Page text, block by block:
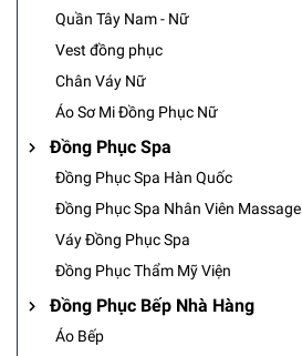
Quần Tây Nam - Nữ
Vest đồng phục
Chân Váy Nữ
Áo Sơ Mi Đồng Phục Nữ
Đồng Phục Spa
Đồng Phục Spa Hàn Quốc
Đồng Phục Spa Nhân Viên Massage
Váy Đồng Phục Spa
Đồng Phục Thẩm Mỹ Viện
Đồng Phục Bếp Nhà Hàng
Áo Bếp